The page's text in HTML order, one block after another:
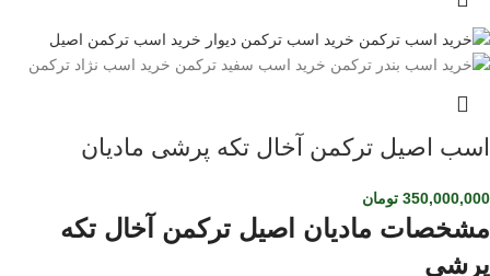
اسب اصیل ترکمن آخال تکه پرشی مادیان
350,000,000 تومان
مشخصات مادیان اصیل ترکمن آخال تکه
پرشی